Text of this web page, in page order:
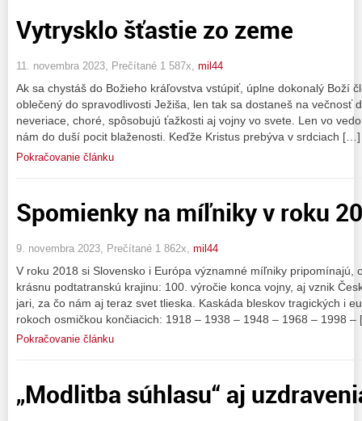
Vytrysklo šťastie zo zeme
11. novembra 2023, Prečítané 1 587x, mil44
Ak sa chystáš do Božieho kráľovstva vstúpiť, úplne dokonalý Boží
oblečený do spravodlivosti Ježiša, len tak sa dostaneš na večnosť
neveriace, choré, spôsobujú ťažkosti aj vojny vo svete. Len vo
nám do duší pocit blaženosti. Keďže Kristus prebýva v srdciach […]
Pokračovanie článku
Spomienky na míľniky v roku
9. novembra 2023, Prečítané 1 862x, mil44
V roku 2018 si Slovensko i Európa významné míľniky pripomínajú,
krásnu podtatranskú krajinu: 100. výročie konca vojny, aj vznik
jari, za čo nám aj teraz svet tlieska. Kaskáda bleskov tragických i
rokoch osmičkou končiacich: 1918 – 1938 – 1948 – 1968 – 1998
Pokračovanie článku
„Modlitba súhlasu“ aj